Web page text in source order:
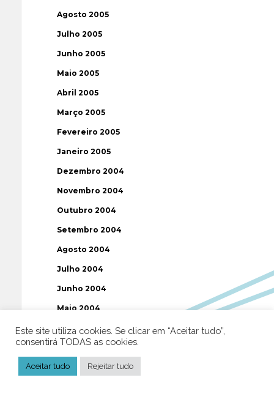
Agosto 2005
Julho 2005
Junho 2005
Maio 2005
Abril 2005
Março 2005
Fevereiro 2005
Janeiro 2005
Dezembro 2004
Novembro 2004
Outubro 2004
Setembro 2004
Agosto 2004
Julho 2004
Junho 2004
Maio 2004
Abril 2004
Março 2004
Fevereiro 2004
Este site utiliza cookies. Se clicar em “Aceitar tudo”,
consentirá TODAS as cookies.
Aceitar tudo Rejeitar tudo